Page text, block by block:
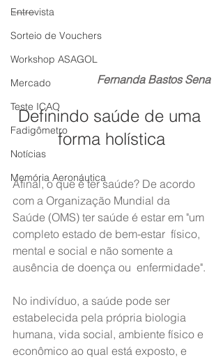
Entrevista
Sorteio de Vouchers
Workshop ASAGOL
Mercado
Teste ICAO
Fadigômetro
Notícias
Memória Aeronáutica
____
Fernanda Bastos Sena
Definindo saúde de uma
forma holística
Afinal, o que é ter saúde? De acordo
com a Organização Mundial da
Saúde (OMS) ter saúde é estar em "um
completo estado de bem-estar  físico,
mental e social e não somente a
ausência de doença ou  enfermidade".
No indivíduo, a saúde pode ser
estabelecida pela própria biologia
humana, vida social, ambiente físico e
econômico ao qual está exposto, e